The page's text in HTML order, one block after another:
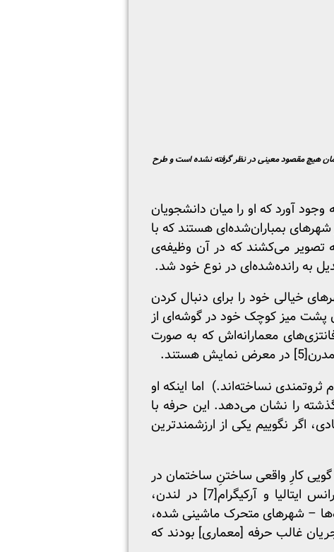
متروکه‌ای در برلین متحد. برای ساختمان هیچ مقصود معینی در نظر گرفته نشده است و طرح
به وجود آورد که او را میان دانشجویان
بمباران‌شده‌ای هستند که با
تصویر می‌کشند که در آن وظیفه‌ی
به رانده‌‌شده‌ای در نوع خود شد.
خیالی خود را برای دنبال کردن
پشت میز کوچک خود در گوشه‌ای از
معمارانه‌اش که به صورت
[5]
در معرض نمایش هستند.
نساخته‌اند.) اما اینکه او
را نشان می‌دهد. این حرفه با
اگر نگوییم یکی از ارزشمندترین
گویی کارِ واقعی ساختنِ ساختمان در
ایتالیا و آرکیگرام[7]
در لندن،
– شهرهای متحرک ماشینی شده،
غالب حرفه‌ [معماری] بودند که